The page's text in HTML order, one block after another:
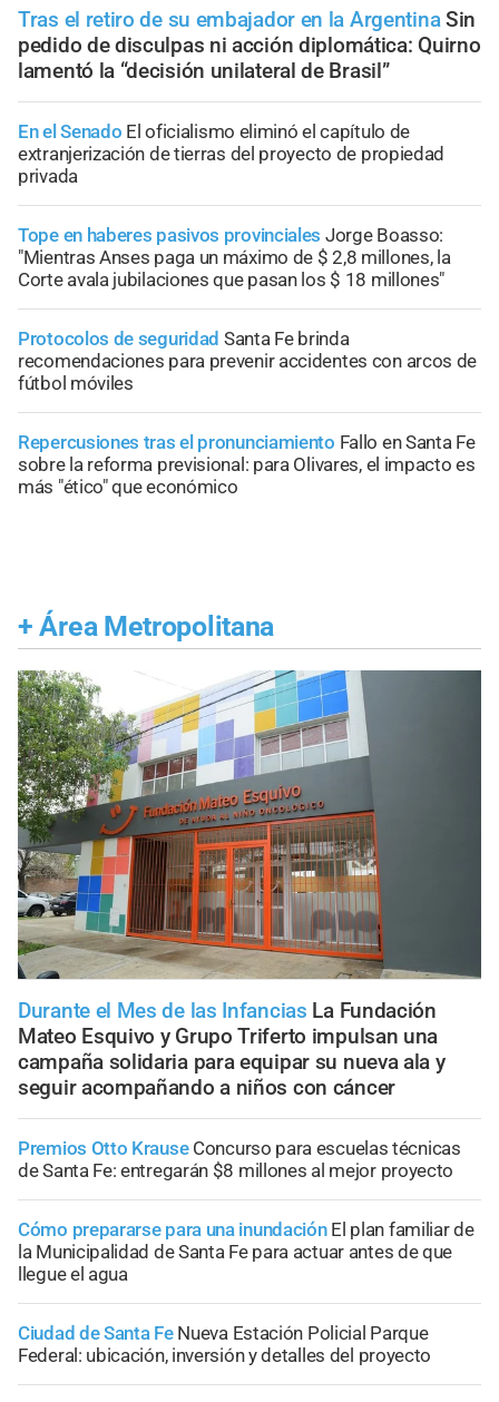
Tras el retiro de su embajador en la Argentina Sin
pedido de disculpas ni acción diplomática: Quirno
lamentó la “decisión unilateral de Brasil”
En el Senado El oficialismo eliminó el capítulo de
extranjerización de tierras del proyecto de propiedad
privada
Tope en haberes pasivos provinciales Jorge Boasso:
"Mientras Anses paga un máximo de $ 2,8 millones, la
Corte avala jubilaciones que pasan los $ 18 millones"
Protocolos de seguridad Santa Fe brinda
recomendaciones para prevenir accidentes con arcos de
fútbol móviles
Repercusiones tras el pronunciamiento Fallo en Santa Fe
sobre la reforma previsional: para Olivares, el impacto es
más "ético" que económico
+ Área Metropolitana
Durante el Mes de las Infancias La Fundación
Mateo Esquivo y Grupo Triferto impulsan una
campaña solidaria para equipar su nueva ala y
seguir acompañando a niños con cáncer
Premios Otto Krause Concurso para escuelas técnicas
de Santa Fe: entregarán $8 millones al mejor proyecto
Cómo prepararse para una inundación El plan familiar de
la Municipalidad de Santa Fe para actuar antes de que
llegue el agua
Ciudad de Santa Fe Nueva Estación Policial Parque
Federal: ubicación, inversión y detalles del proyecto